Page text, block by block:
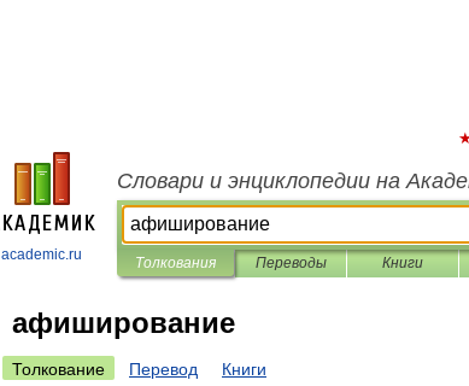
academic.ru
Словари и энциклопедии на
Толкования Переводы Книги
афиширование
Толкование Перевод Книги